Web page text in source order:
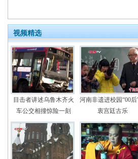
视频精选
目击者讲述乌鲁木齐火
车公交相撞惊险一刻
河南非遗进校园“00后
衷宫廷古乐